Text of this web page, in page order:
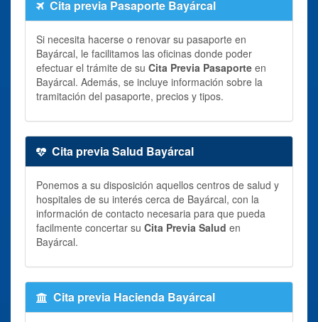
Cita previa Pasaporte Bayárcal
Si necesita hacerse o renovar su pasaporte en
Bayárcal, le facilitamos las oficinas donde poder
efectuar el trámite de su Cita Previa Pasaporte en
Bayárcal. Además, se incluye información sobre la
tramitación del pasaporte, precios y tipos.
Cita previa Salud Bayárcal
Ponemos a su disposición aquellos centros de salud y
hospitales de su interés cerca de Bayárcal, con la
información de contacto necesaria para que pueda
facilmente concertar su Cita Previa Salud en
Bayárcal.
Cita previa Hacienda Bayárcal